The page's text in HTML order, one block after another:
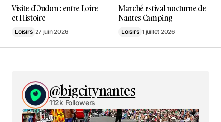
Visite d’Oudon : entre Loire
et Histoire
Loisirs 27 juin 2026
Marché estival nocturne de
Nantes Camping
Loisirs 1 juillet 2026
@bigcitynantes
112k Followers